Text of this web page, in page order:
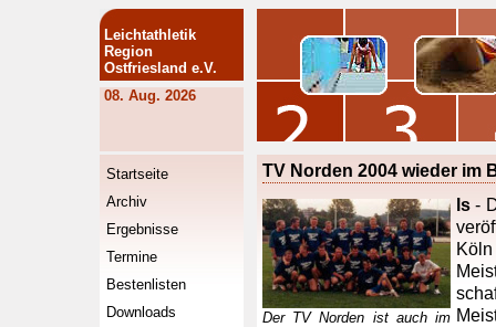
Leichtathletik
Region
Ostfriesland e.V.
08. Aug. 2026
Startseite
Archiv
Ergebnisse
Termine
Bestenlisten
Downloads
TV Norden 2004 wieder im
Der TV Norden ist auch im
ls -